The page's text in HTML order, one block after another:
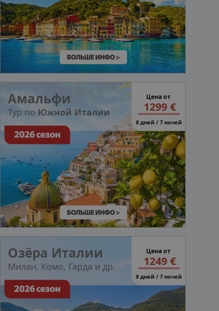
Амальфи
Тур поЮжной Италии
Цена от
1299 €
8 дней / 7 ночей
Озёра Италии
Милан, Комо, Гарда и др.
Цена от
1249 €
8 дней / 7 ночей